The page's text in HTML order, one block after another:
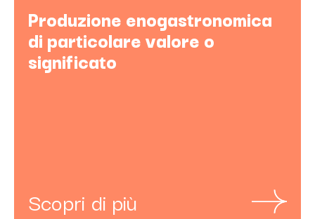
Produzione enogastronomica
di particolare valore o
significato
Scopri di più